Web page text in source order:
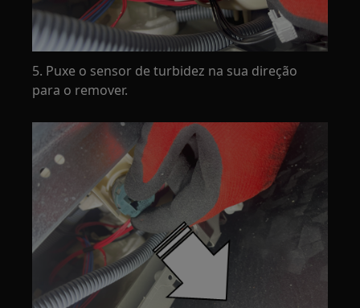
5. Puxe o sensor de turbidez na sua direção
para o remover.